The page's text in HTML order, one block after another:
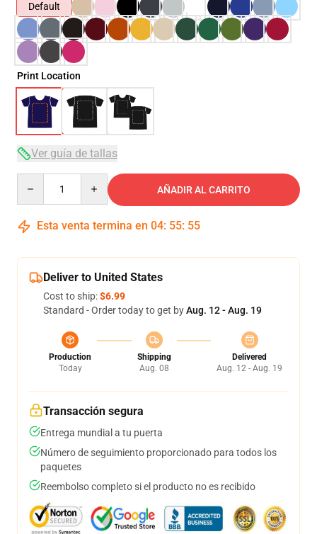
Default
Print Location
Ver guía de tallas
AÑADIR AL CARRITO
Esta venta termina en 04: 55: 54
Deliver to United States
Cost to ship:$6.99
Standard - Order today to get byAug. 12 - Aug. 19
Production
Today
Shipping
Aug. 08
Delivered
Aug. 12 - Aug. 19
Transacción segura
Entrega mundial a tu puerta
Número de seguimiento proporcionado para todos los
paquetes
Reembolso completo si el producto no es recibido